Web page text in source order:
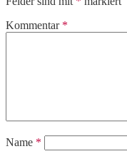
Kommentar *
Name *